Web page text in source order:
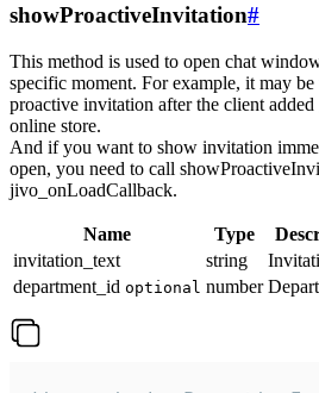
showProactiveInvitation#
This method is used to open chat
specific moment. For example, it may
proactive invitation after the client
online store.
And if you want to show invitation
open, you need to call
jivo_onLoadCallback.
Name Type
invitation_text
string
department_id optional number